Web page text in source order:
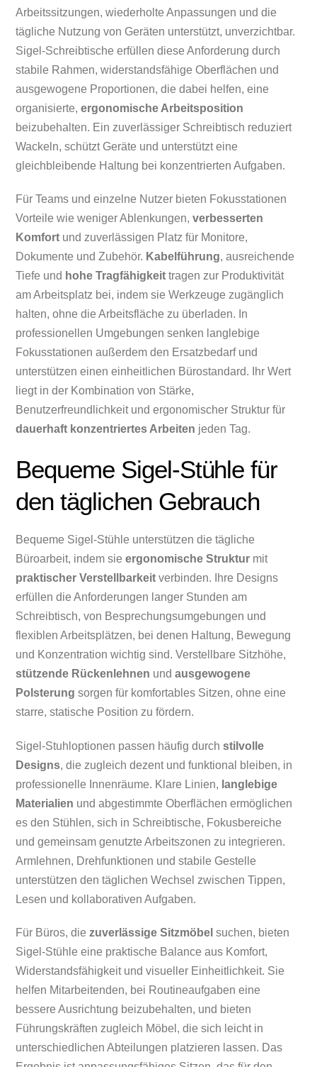
Arbeitssitzungen, wiederholte Anpassungen und die
tägliche Nutzung von Geräten unterstützt, unverzichtbar.
Sigel-Schreibtische erfüllen diese Anforderung durch
stabile Rahmen, widerstandsfähige Oberflächen und
ausgewogene Proportionen, die dabei helfen, eine
organisierte,ergonomische Arbeitsposition
beizubehalten. Ein zuverlässiger Schreibtisch reduziert
Wackeln, schützt Geräte und unterstützt eine
gleichbleibende Haltung bei konzentrierten Aufgaben.
Für Teams und einzelne Nutzer bieten Fokusstationen
Vorteile wie weniger Ablenkungen,verbesserten
Komfort und zuverlässigen Platz für Monitore,
Dokumente und Zubehör. Kabelführung, ausreichende
Tiefe und hohe Tragfähigkeit tragen zur Produktivität
am Arbeitsplatz bei, indem sie Werkzeuge zugänglich
halten, ohne die Arbeitsfläche zu überladen. In
professionellen Umgebungen senken langlebige
Fokusstationen außerdem den Ersatzbedarf und
unterstützen einen einheitlichen Bürostandard. Ihr Wert
liegt in der Kombination von Stärke,
Benutzerfreundlichkeit und ergonomischer Struktur für
dauerhaft konzentriertes Arbeiten jeden Tag.
Bequeme Sigel-Stühle für
den täglichen Gebrauch
Bequeme Sigel-Stühle unterstützen die tägliche
Büroarbeit, indem sieergonomische Struktur mit
praktischer Verstellbarkeit verbinden. Ihre Designs
erfüllen die Anforderungen langer Stunden am
Schreibtisch, von Besprechungsumgebungen und
flexiblen Arbeitsplätzen, bei denen Haltung, Bewegung
und Konzentration wichtig sind. Verstellbare Sitzhöhe,
stützende Rückenlehnen undausgewogene
Polsterung sorgen für komfortables Sitzen, ohne eine
starre, statische Position zu fördern.
Sigel-Stuhloptionen passen häufig durchstilvolle
Designs, die zugleich dezent und funktional bleiben, in
professionelle Innenräume. Klare Linien, langlebige
Materialien und abgestimmte Oberflächen ermöglichen
es den Stühlen, sich in Schreibtische, Fokusbereiche
und gemeinsam genutzte Arbeitszonen zu integrieren.
Armlehnen, Drehfunktionen und stabile Gestelle
unterstützen den täglichen Wechsel zwischen Tippen,
Lesen und kollaborativen Aufgaben.
Für Büros, diezuverlässige Sitzmöbel suchen, bieten
Sigel-Stühle eine praktische Balance aus Komfort,
Widerstandsfähigkeit und visueller Einheitlichkeit. Sie
helfen Mitarbeitenden, bei Routineaufgaben eine
bessere Ausrichtung beizubehalten, und bieten
Führungskräften zugleich Möbel, die sich leicht in
unterschiedlichen Abteilungen platzieren lassen. Das